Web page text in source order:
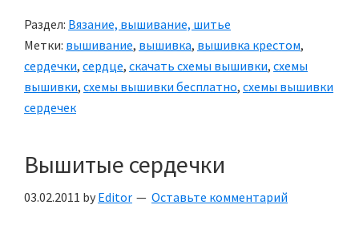
Раздел: Вязание, вышивание, шитье
Метки: вышивание, вышивка, вышивка крестом,
сердечки, сердце, скачать схемы вышивки, схемы
вышивки, схемы вышивки бесплатно, схемы вышивки
сердечек
Вышитые сердечки
03.02.2011 by Editor Оставьте комментарий